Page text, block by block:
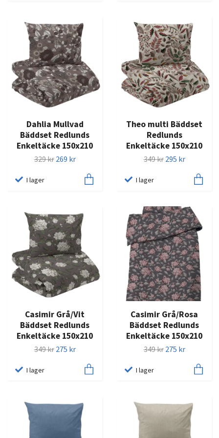
Dahlia Mullvad
Bäddset Redlunds
Enkeltäcke 150x210
329 kr 269 kr
I lager
Theo multi Bäddset
Redlunds
Enkeltäcke 150x210
349 kr 295 kr
I lager
Casimir Grå/Vit
Bäddset Redlunds
Enkeltäcke 150x210
349 kr 275 kr
I lager
Casimir Grå/Rosa
Bäddset Redlunds
Enkeltäcke 150x210
349 kr 275 kr
I lager